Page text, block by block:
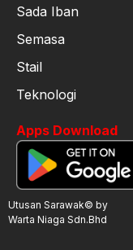
Sada Iban
Semasa
Stail
Teknologi
Apps Download
Utusan Sarawak© by
Warta Niaga Sdn.Bhd